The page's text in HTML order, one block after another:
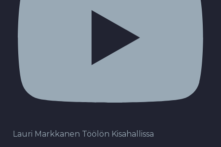
Lauri Markkanen Töölön Kisahallissa